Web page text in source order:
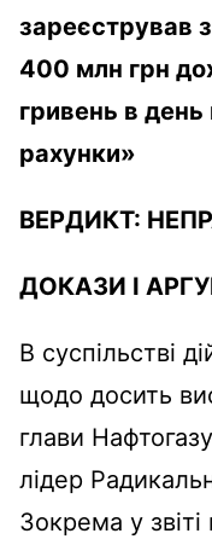
зареєстрував
400 млн грн
гривень в
рахунки»
ВЕРДИКТ:
ДОКАЗИ І
В суспільстві
щодо досить
глави
лідер
Зокрема у